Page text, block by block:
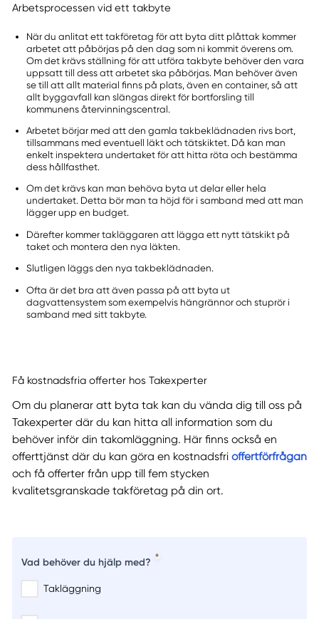
Arbetsprocessen vid ett takbyte
När du anlitat ett takföretag för att byta ditt plåttak kommer
arbetet att påbörjas på den dag som ni kommit överens om.
Om det krävs ställning för att utföra takbyte behöver den vara
uppsatt till dess att arbetet ska påbörjas. Man behöver även
se till att allt material finns på plats, även en container, så att
allt byggavfall kan slängas direkt för bortforsling till
kommunens återvinningscentral.
Arbetet börjar med att den gamla takbeklädnaden rivs bort,
tillsammans med eventuell läkt och tätskiktet. Då kan man
enkelt inspektera undertaket för att hitta röta och bestämma
dess hållfasthet.
Om det krävs kan man behöva byta ut delar eller hela
undertaket. Detta bör man ta höjd för i samband med att man
lägger upp en budget.
Därefter kommer takläggaren att lägga ett nytt tätskikt på
taket och montera den nya läkten.
Slutligen läggs den nya takbeklädnaden.
Ofta är det bra att även passa på att byta ut
dagvattensystem som exempelvis hängrännor och stuprör i
samband med sitt takbyte.
Få kostnadsfria offerter hos Takexperter
Om du planerar att byta tak kan du vända dig till oss på
Takexperter där du kan hitta all information som du
behöver inför din takomläggning. Här finns också en
offerttjänst där du kan göra en kostnadsfri offertförfrågan
och få offerter från upp till fem stycken
kvalitetsgranskade takföretag på din ort.
Vad behöver du hjälp med?
Takläggning